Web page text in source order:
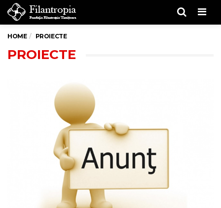
HOME PROIECTE
PROIECTE